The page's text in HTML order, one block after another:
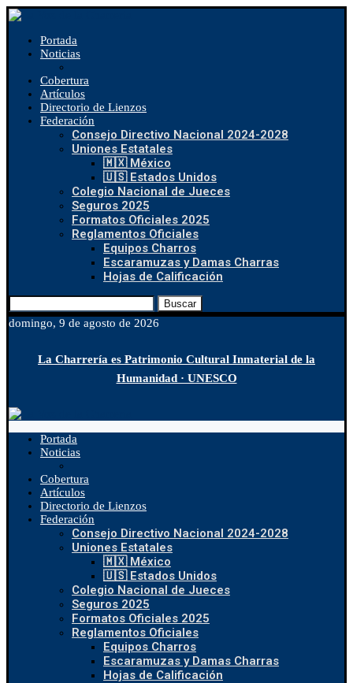
Portada
Noticias
Cobertura
Artículos
Directorio de Lienzos
Federación
Consejo Directivo Nacional 2024-2028
Uniones Estatales
🇲🇽 México
🇺🇸 Estados Unidos
Colegio Nacional de Jueces
Seguros 2025
Formatos Oficiales 2025
Reglamentos Oficiales
Equipos Charros
Escaramuzas y Damas Charras
Hojas de Calificación
Buscar
domingo, 9 de agosto de 2026
La Charrería es Patrimonio Cultural Inmaterial de la
Humanidad · UNESCO
Portada
Noticias
Cobertura
Artículos
Directorio de Lienzos
Federación
Consejo Directivo Nacional 2024-2028
Uniones Estatales
🇲🇽 México
🇺🇸 Estados Unidos
Colegio Nacional de Jueces
Seguros 2025
Formatos Oficiales 2025
Reglamentos Oficiales
Equipos Charros
Escaramuzas y Damas Charras
Hojas de Calificación